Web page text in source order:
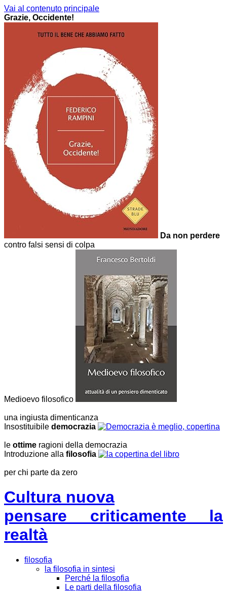
Vai al contenuto principale
Grazie, Occidente!
Da non perdere
contro falsi sensi di colpa
Medioevo filosofico
una ingiusta dimenticanza
Insostituibile democrazia
le ottime ragioni della democrazia
Introduzione alla filosofia
per chi parte da zero
Cultura nuova
pensare criticamente la
realtà
filosofia
la filosofia in sintesi
Perché la filosofia
Le parti della filosofia